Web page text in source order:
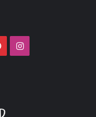
PinterestInstagram